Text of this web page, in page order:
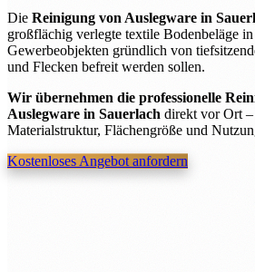
Die Reinigung von Auslegware in
großflächig verlegte textile Bodenbeläge
Gewerbeobjekten gründlich von
und Flecken befreit werden sollen.
Wir übernehmen die professionelle
Auslegware in Sauerlach direkt vor Ort
Materialstruktur, Flächengröße und
Kostenloses Angebot anfordern